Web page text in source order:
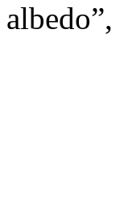
albedo”,